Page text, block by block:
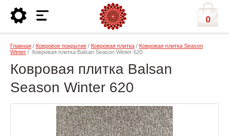
0
Главная / Ковровое покрытие / Ковровая плитка / Ковровая плитка Season
Winter / Ковровая плитка Balsan Season Winter 620
Ковровая плитка Balsan
Season Winter 620